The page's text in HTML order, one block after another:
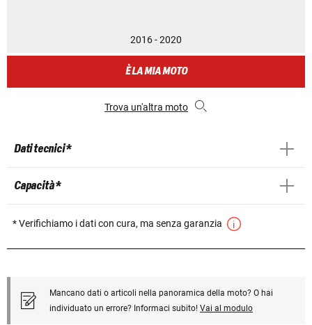
2016 - 2020
È LA MIA MOTO
Trova un'altra moto
Dati tecnici *
Capacità *
* Verifichiamo i dati con cura, ma senza garanzia
Mancano dati o articoli nella panoramica della moto? O hai
individuato un errore? Informaci subito! Vai al modulo